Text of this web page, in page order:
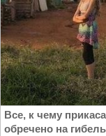
Все, к чему
обречено на